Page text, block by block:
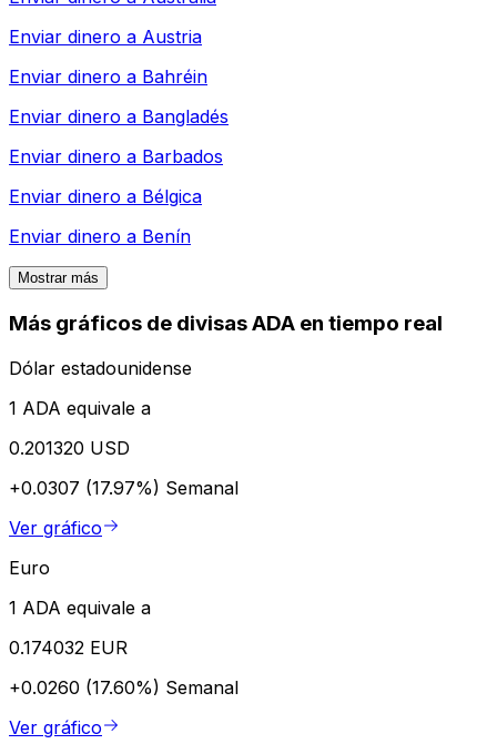
Enviar dinero a Austria
Enviar dinero a Bahréin
Enviar dinero a Bangladés
Enviar dinero a Barbados
Enviar dinero a Bélgica
Enviar dinero a Benín
Mostrar más
Más gráficos de divisas ADA en tiempo real
Dólar estadounidense
1 ADA equivale a
0.201320 USD
+0.0307 (17.97%) Semanal
Ver gráfico
Euro
1 ADA equivale a
0.174032 EUR
+0.0260 (17.60%) Semanal
Ver gráfico